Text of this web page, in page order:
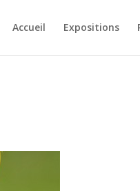
Accueil Expositions